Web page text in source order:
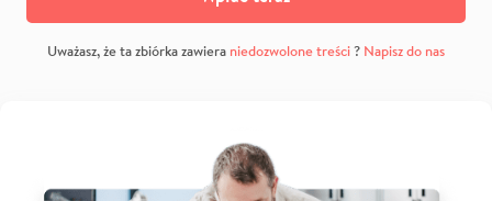
Uważasz, że ta zbiórka zawiera niedozwolone treści? Napisz do nas